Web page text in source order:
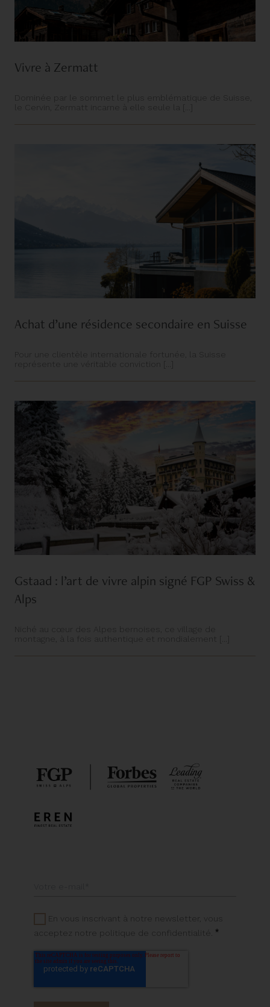
Vivre à Zermatt
Dominée par le sommet le plus emblématique de Suisse,
le Cervin, Zermatt incarne à elle seule la [...]
Achat d’une résidence secondaire en Suisse
Pour une clientèle internationale fortunée, la Suisse
représente une véritable conviction [...]
Gstaad : l’art de vivre alpin signé FGP Swiss &
Alps
Niché au cœur des Alpes bernoises, ce village de
montagne, à la fois authentique et mondialement [...]
En vous inscrivant à notre newsletter, vous
acceptez notre politique de confidentialité. *